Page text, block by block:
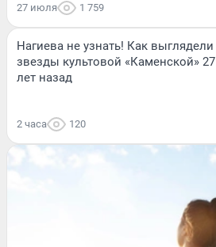
27 июля 1 759
Нагиева не узнать! Как выглядели
звезды культовой «Каменской» 27
лет назад
2 часа 120